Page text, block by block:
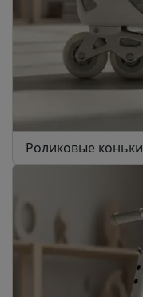
Роликовые коньки